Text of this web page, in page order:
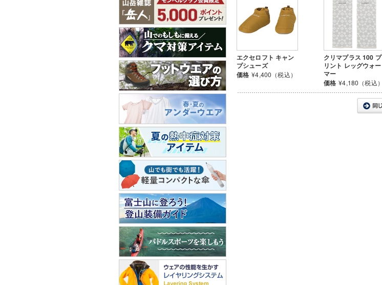
エクセロフト キャン
プシューズ
価格 ¥4,400（税込）
クリマプラス 100 プ
リント レッグウォー
マー
価格 ¥4,180（税込）